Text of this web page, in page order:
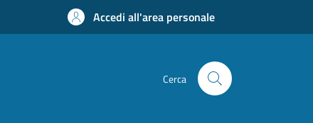
Accedi all'area personale
Cerca